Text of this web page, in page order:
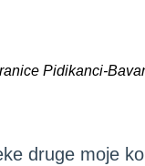
Pidikanci-
druge moje